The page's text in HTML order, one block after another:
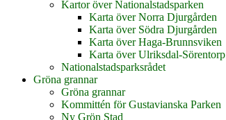
Kartor över Nationalstadsparken
Karta över Norra Djurgården
Karta över Södra Djurgården
Karta över Haga-Brunnsviken
Karta över Ulriksdal-Sörentorp
Nationalstadsparksrådet
Gröna grannar
Gröna grannar
Kommittén för Gustavianska Parken
Ny Grön Stad